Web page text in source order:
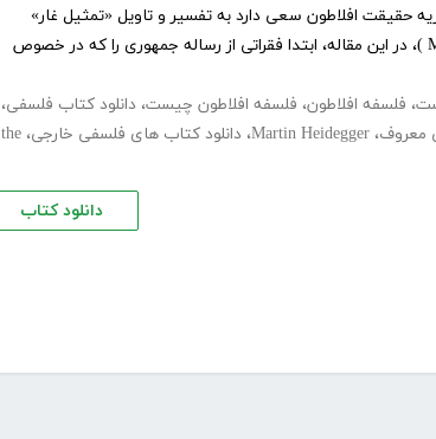
حقیقت افلاطون سعی دارد به تفسیر و تاویل «تمثیل غار»
افلاطون بپردازد. مارتین هایدگر ( Martin Heidegger )، در این مقاله، ابتدا فقراتی از رساله جمهوری را که در خصوص
، فلسفه افلاطون، فلسفه افلاطون چیست، دانلود کتاب فلسفی،
معروف، Martin Heidegger، دانلود کتاب های فلسفی خارجی، the
دانلود کتاب